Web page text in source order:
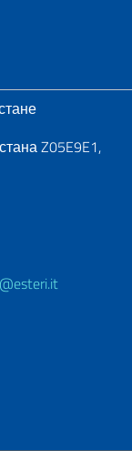
Z05E9E1,